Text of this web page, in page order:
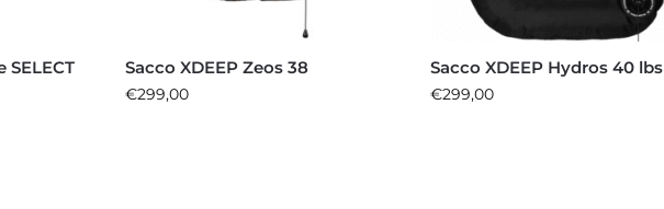
SELECT Sacco XDEEP Zeos 38
€299,00
Sacco XDEEP Hydros 40 lbs
€299,00